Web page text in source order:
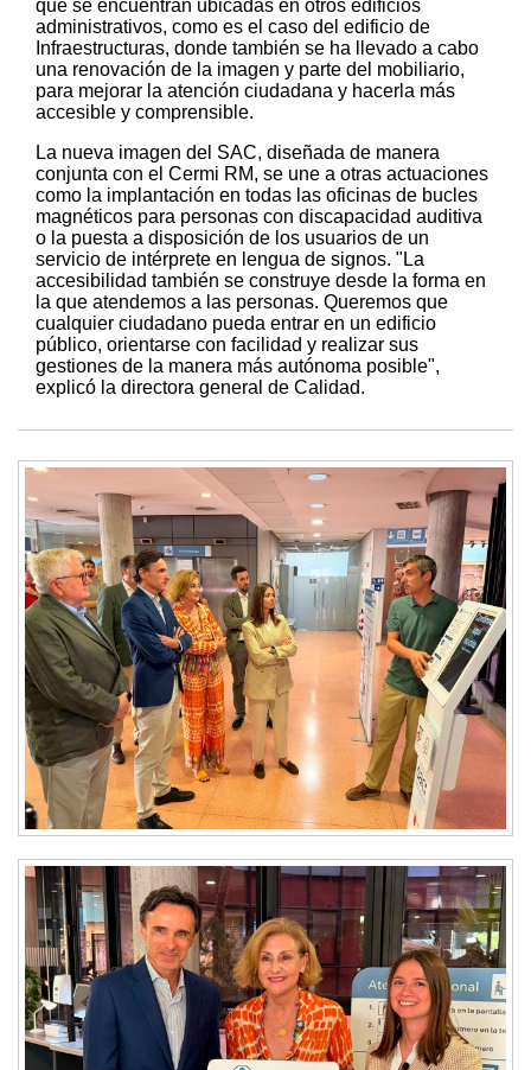
que se encuentran ubicadas en otros edificios
administrativos, como es el caso del edificio de
Infraestructuras, donde también se ha llevado a cabo
una renovación de la imagen y parte del mobiliario,
para mejorar la atención ciudadana y hacerla más
accesible y comprensible.
La nueva imagen del SAC, diseñada de manera
conjunta con el Cermi RM, se une a otras actuaciones
como la implantación en todas las oficinas de bucles
magnéticos para personas con discapacidad auditiva
o la puesta a disposición de los usuarios de un
servicio de intérprete en lengua de signos. "La
accesibilidad también se construye desde la forma en
la que atendemos a las personas. Queremos que
cualquier ciudadano pueda entrar en un edificio
público, orientarse con facilidad y realizar sus
gestiones de la manera más autónoma posible",
explicó la directora general de Calidad.